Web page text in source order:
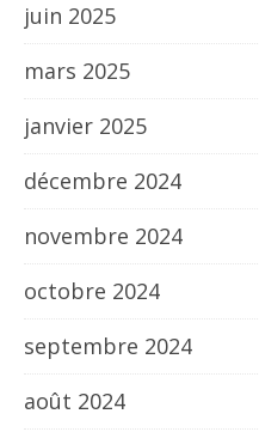
juin 2025
mars 2025
janvier 2025
décembre 2024
novembre 2024
octobre 2024
septembre 2024
août 2024